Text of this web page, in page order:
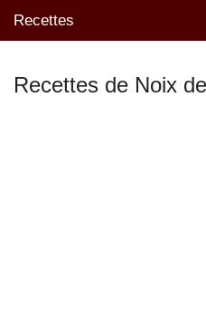
Recettes
Recettes de Noix